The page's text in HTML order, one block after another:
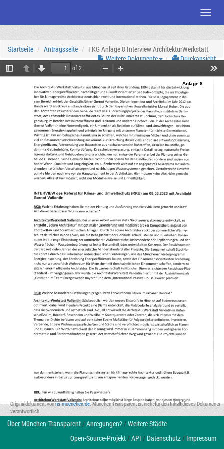
Zum
Seiteninhalt
Startseite Antragsseite
FKG Anlage 8 Interview ArchitekturWerkstatt
Druckansicht
Weitere Dokumente
TogglePreviousNext
of 2
Zoom Zoom
Anlage 8
Originaldokument vonris-muenchen.de. München Transparent ist nicht für den Inhalt dieses Dokuments
verantwortlich.
Über München-Transparent/Anregungen?/Weitere Städte
Open-Source-Projekt/API / Datenschutz/ Impressum